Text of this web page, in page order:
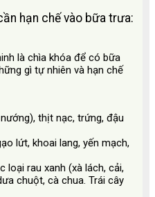
hạn chế vào bữa trưa:
là chìa khóa để có bữa
gì tự nhiên và hạn chế
thịt nạc, trứng, đậu
lứt, khoai lang, yến mạch,
loại rau xanh (xà lách, cải,
chuột, cà chua. Trái cây